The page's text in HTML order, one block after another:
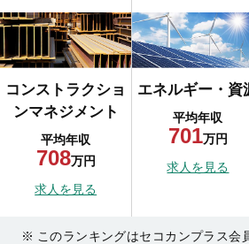
コンストラクショ
ンマネジメント
平均年収
708万円
求人を見る
エネルギー・資
平均年収
701万円
求人を見る
このランキングはセコカンプラス会